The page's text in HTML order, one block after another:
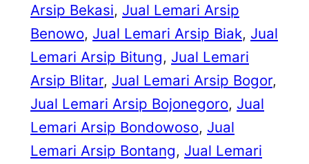
Arsip Bekasi, Jual Lemari Arsip
Benowo, Jual Lemari Arsip Biak, Jual
Lemari Arsip Bitung, Jual Lemari
Arsip Blitar, Jual Lemari Arsip Bogor
Jual Lemari Arsip Bojonegoro, Jual
Lemari Arsip Bondowoso, Jual
Lemari Arsip Bontang, Jual Lemari